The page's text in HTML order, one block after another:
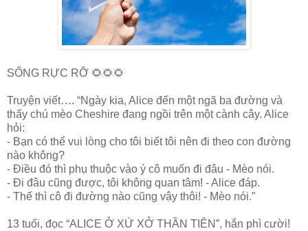
SỐNG RỰC RỠ 🌻🌻🌻
Truyện viết…. “Ngày kia, Alice đến một ngã ba đường và
thấy chú mèo Cheshire đang ngồi trên một cành cây. Alice
hỏi:
- Bạn có thể vui lòng cho tôi biết tôi nên đi theo con đường
nào không?
- Điều đó thì phụ thuộc vào ý cô muốn đi đâu - Mèo nói.
- Đi đâu cũng được, tôi không quan tâm! - Alice đáp.
- Thế thì cô đi đường nào cũng vậy thôi! - Mèo nói.”
13 tuổi, đọc “ALICE Ở XỨ XỞ THẦN TIÊN”, hắn phì cười!